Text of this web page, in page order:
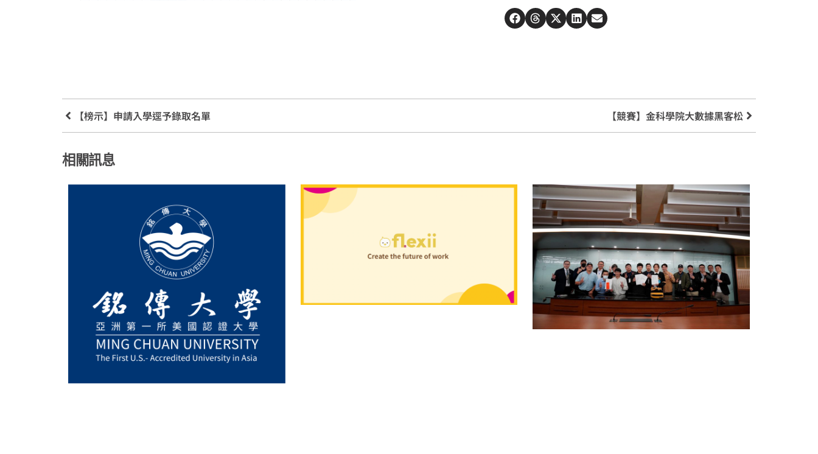
【榜示】申請入學逕予錄取名單 【競賽】金科學院大數據黑客松
相關訊息